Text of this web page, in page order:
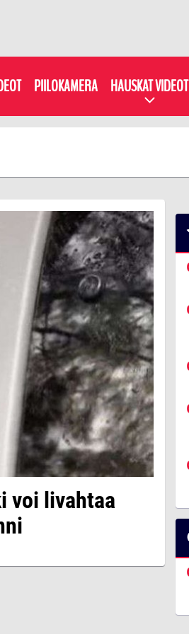
PIILOKAMERA HAUSKAT VIDEOT
voi livahtaa